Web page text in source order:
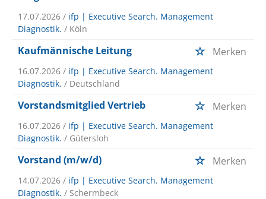
17.07.2026 / ifp | Executive Search. Management
Diagnostik. / Köln
Kaufmännische Leitung Merken
16.07.2026 / ifp | Executive Search. Management
Diagnostik. / Deutschland
Vorstandsmitglied Vertrieb Merken
16.07.2026 / ifp | Executive Search. Management
Diagnostik. / Gütersloh
Vorstand (m/w/d) Merken
14.07.2026 / ifp | Executive Search. Management
Diagnostik. / Schermbeck